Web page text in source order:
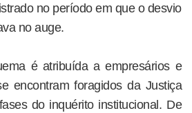
no período em que o desvio
no auge.
é atribuída a empresários e
encontram foragidos da Justiça
do inquérito institucional. De